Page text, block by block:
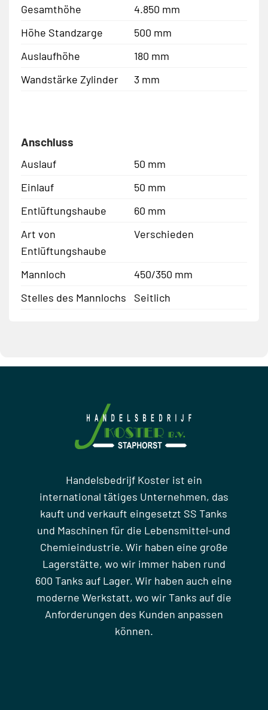
Gesamthöhe
4.850 mm
Höhe Standzarge
500 mm
Auslaufhöhe
180 mm
Wandstärke Zylinder
3 mm
Anschluss
Auslauf
50 mm
Einlauf
50 mm
Entlüftungshaube
60 mm
Art von
Entlüftungshaube
Verschieden
Mannloch
450/350 mm
Stelles des Mannlochs
Seitlich
Handelsbedrijf Koster ist ein
international tätiges Unternehmen, das
kauft und verkauft eingesetzt SS Tanks
und Maschinen für die Lebensmittel-und
Chemieindustrie. Wir haben eine große
Lagerstätte, wo wir immer haben rund
600 Tanks auf Lager. Wir haben auch eine
moderne Werkstatt, wo wir Tanks auf die
Anforderungen des Kunden anpassen
können.